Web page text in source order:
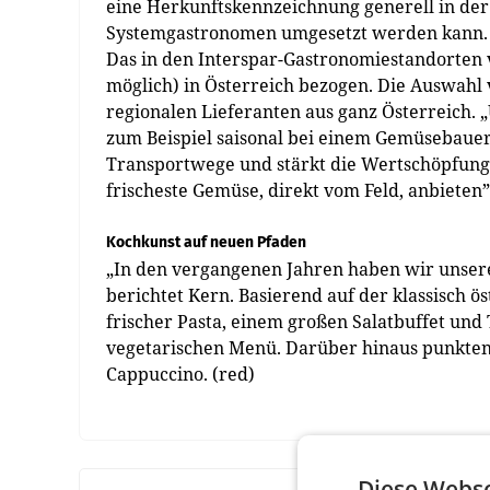
eine Herkunftskennzeichnung generell in
Systemgastronomen umgesetzt werden kann.
Das in den Interspar-
möglich) in Österreich bezogen. Die
regionalen Lieferanten aus ganz Österreich.
zum Beispiel saisonal bei einem
Transportwege und stärkt die
frischeste Gemüse, direkt vom Feld,
Kochkunst auf neuen Pfaden
„In den vergangenen Jahren haben wir
berichtet Kern. Basierend auf der klassisch
frischer Pasta, einem großen Salatbuffet
vegetarischen Menü. Darüber hinaus
Cappuccino. (red)